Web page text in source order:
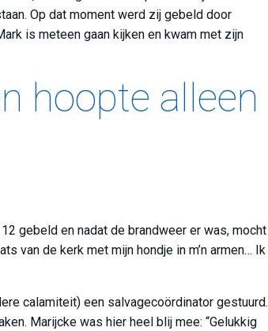
Op dat moment werd zij gebeld door
is meteen gaan kijken en kwam met zijn
hoopte alleen
gebeld en nadat de brandweer er was, mocht
van de kerk met mijn hondje in m’n armen… Ik
calamiteit) een salvagecoördinator gestuurd.
Marijcke was hier heel blij mee: “Gelukkig